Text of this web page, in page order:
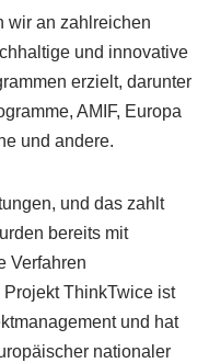
wir an zahlreichen
und innovative
erzielt, darunter
AMIF, Europa
und andere.
und das zahlt
bereits mit
Verfahren
ThinkTwice ist
und hat
nationaler